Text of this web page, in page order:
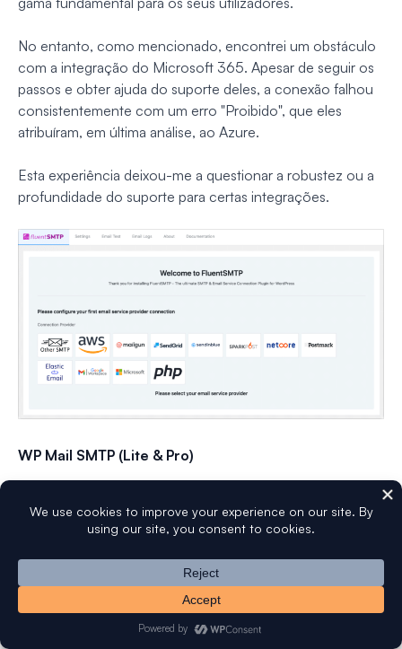
No entanto, como mencionado, encontrei um obstáculo
com a integração do Microsoft 365. Apesar de seguir os
passos e obter ajuda do suporte deles, a conexão falhou
consistentemente com um erro "Proibido", que eles
atribuíram, em última análise, ao Azure.
Esta experiência deixou-me a questionar a robustez ou a
profundidade do suporte para certas integrações.
WP Mail SMTP (Lite & Pro)
e-mail nas versões Lite e Pro. O Assistente de
Configuração torna a conexão a serviços como
SendLayer, SMTP.com, Brevo ou Gmail simples.
O Pro adiciona suporte para Amazon SES, Microsoft 365
/ Outlook.com e Zoho Mail. Tendo em conta os